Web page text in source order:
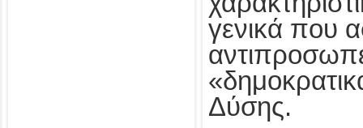
γενικά που
Δύσης.